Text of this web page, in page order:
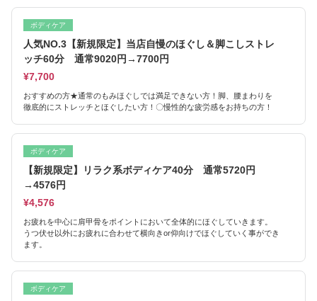
ボディケア
人気NO.3【新規限定】当店自慢のほぐし＆脚こしストレ
ッチ60分 通常9020円→7700円
¥7,700
おすすめの方★通常のもみほぐしでは満足できない方！脚、腰まわりを
徹底的にストレッチとほぐしたい方！〇慢性的な疲労感をお持ちの方！
ボディケア
【新規限定】リラク系ボディケア40分 通常5720円
→4576円
¥4,576
お疲れを中心に肩甲骨をポイントにおいて全体的にほぐしていきます。
うつ伏せ以外にお疲れに合わせて横向きor仰向けでほぐしていく事ができ
ます。
ボディケア